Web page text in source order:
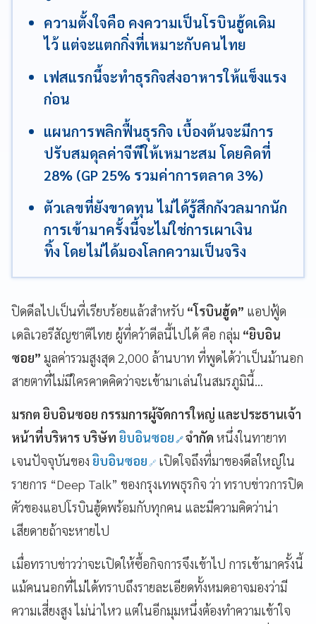
ความตั้งใจคือ คงความเป็นโรบินฮู้ดเดิม
ไว้ แต่จะแตกกิ่งที่เหมาะกับคนไทย
เฟสแรกนี้จะทำธุรกิจส่งอาหารให้แข็งแรง
ก่อน
แผนการพลิกฟื้นธุรกิจ เบื้องต้นจะมีการ
ปรับสมดุลค่าจีพีให้เหมาะสม โดยคิดที่
28% (GP 25% รวมค่าการตลาด 3%)
ตัวเลขที่ยังขาดทุน ไม่ได้รู้สึกกังวลมากนัก
การเข้ามาครั้งนี้จะไม่ใช่การเผาเงิน
ทิ้ง โดยไม่ได้มองโลกความเป็นจริง
ปิดดีลไปเป็นที่เรียบร้อยแล้วสำหรับ “โรบินฮู้ด” แอปฟู้ด
เดลิเวอรีสัญชาติไทย ผู้ที่คว้าดีลนี้ไปได้ คือ กลุ่ม “ยิบอิน
ซอย” มูลค่ารวมสูงสุด 2,000 ล้านบาท ที่พูดได้ว่าเป็นม้านอก
สายตาที่ไม่มีใครคาดคิดว่าจะเข้ามาเล่นในสมรภูมินี้...
มรกต ยิบอินซอย กรรมการผู้จัดการใหญ่ และประธานเจ้า
หน้าที่บริหาร บริษัท ยิบอินซอย จำกัด หนึ่งในทายาท
เจนปัจจุบันของ ยิบอินซอย เปิดใจถึงที่มาของดีลใหญ่ใน
รายการ “Deep Talk” ของกรุงเทพธุรกิจ ว่า ทราบข่าวการปิด
ตัวของแอปโรบินฮู้ดพร้อมกับทุกคน และมีความคิดว่าน่า
เสียดายถ้าจะหายไป
เมื่อทราบข่าวว่าจะเปิดให้ซื้อกิจการจึงเข้าไป การเข้ามาครั้งนี้
แม้คนนอกที่ไม่ได้ทราบถึงรายละเอียดทั้งหมดอาจมองว่ามี
ความเสี่ยงสูง ไม่น่าไหว แต่ในอีกมุมหนึ่งต้องทำความเข้าใจ